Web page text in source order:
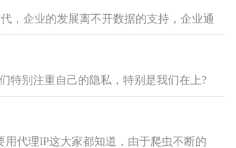
，企业的发展离不开数据的支持，企业通
特别注重自己的隐私，特别是我们在上?
代理IP这大家都知道，由于爬虫不断的